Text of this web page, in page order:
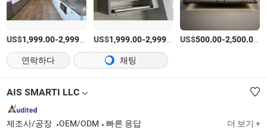
US$1,999.00-2,999.00 /세트
US$1,999.00-2,999.00 /세트
US$500.00-2,500.00 /
연락하다
채팅
AIS SMARTI LLC
제조사/공장 OEM/ODM 빠른 응답 더 보기 +